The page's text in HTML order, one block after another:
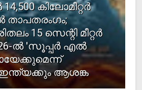
കിലോമീറ്റര്‍
താപതരംഗം;
15 സെന്റി മീറ്റര്‍
ല്‍ 'സൂപ്പര്‍ എല്‍
ഇന്ത്യക്കും ആശങ്ക